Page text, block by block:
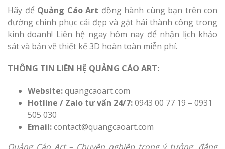
Hãy để Quảng Cáo Art đồng hành cùng bạn trên con
đường chinh phục cái đẹp và gặt hái thành công trong
kinh doanh! Liên hệ ngay hôm nay để nhận lịch khảo
sát và bản vẽ thiết kế 3D hoàn toàn miễn phí.
THÔNG TIN LIÊN HỆ QUẢNG CÁO ART:
Website:quangcaoart.com
Hotline / Zalo tư vấn 24/7:0943 00 77 19 – 0931
505 030
Email:contact@quangcaoart.com